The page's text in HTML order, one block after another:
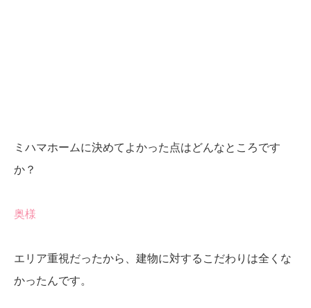
ミハマホームに決めてよかった点はどんなところです
か？
奥様
エリア重視だったから、建物に対するこだわりは全くな
かったんです。